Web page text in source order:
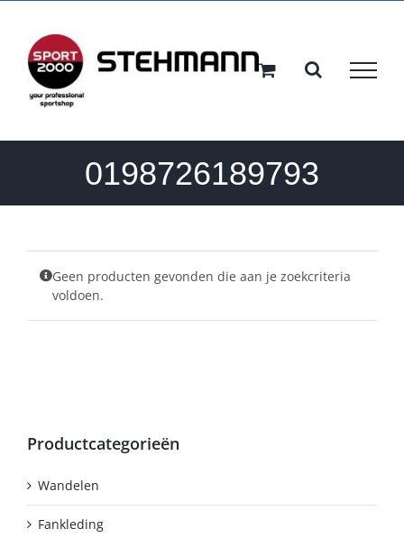
inhoud
0198726189793
Geen producten gevonden die aan je zoekcriteria
voldoen.
Productcategorieën
Wandelen
Fankleding